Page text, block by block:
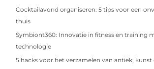
Cocktailavond organiseren: 5 tips voor een
thuis
Symbiont360: Innovatie in fitness en training
technologie
5 hacks voor het verzamelen van antiek,